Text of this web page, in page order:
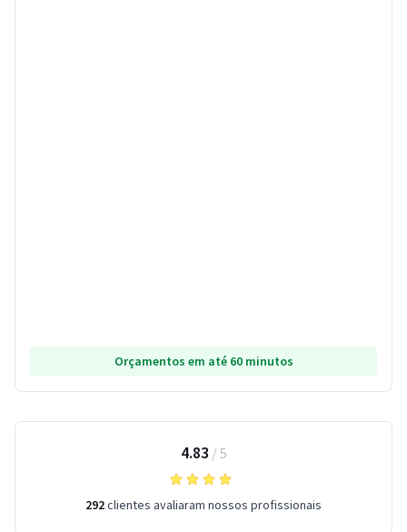
Orçamentos em até 60 minutos
4.83 / 5
292clientes avaliaram nossos profissionais